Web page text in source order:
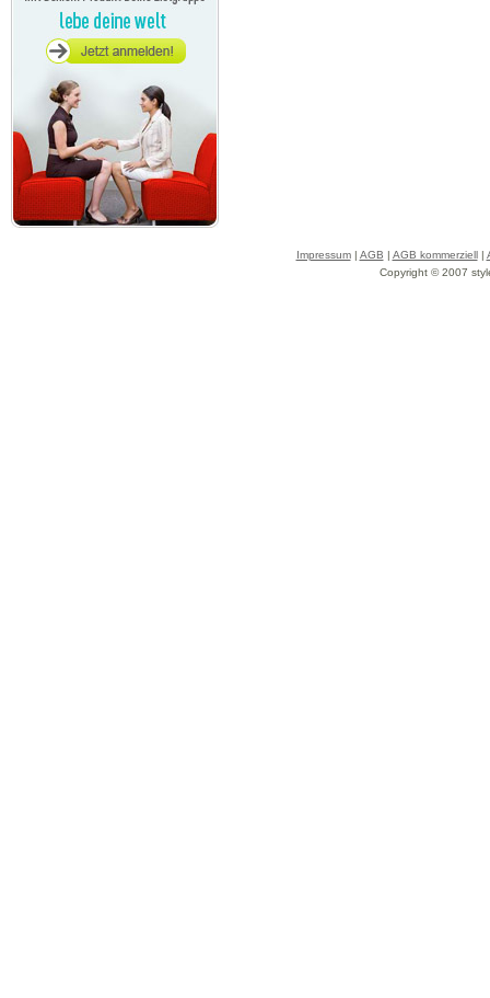
Impressum| AGB | AGB kommerziell|
Copyright © 2007